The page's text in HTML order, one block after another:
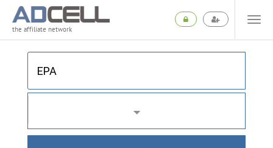
the affiliate network